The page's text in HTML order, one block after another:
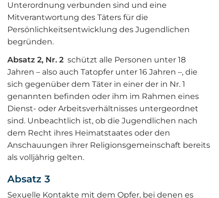
Unterordnung verbunden sind und eine
Mitverantwortung des Täters für die
Persönlichkeitsentwicklung des Jugendlichen
begründen.
Absatz 2, Nr. 2 schützt alle Personen unter 18
Jahren – also auch Tatopfer unter 16 Jahren –, die
sich gegenüber dem Täter in einer der in Nr. 1
genannten befinden oder ihm im Rahmen eines
Dienst- oder Arbeitsverhältnisses untergeordnet
sind. Unbeachtlich ist, ob die Jugendlichen nach
dem Recht ihres Heimatstaates oder den
Anschauungen ihrer Religionsgemeinschaft bereits
als volljährig gelten.
Absatz 3
Sexuelle Kontakte mit dem Opfer, bei denen es